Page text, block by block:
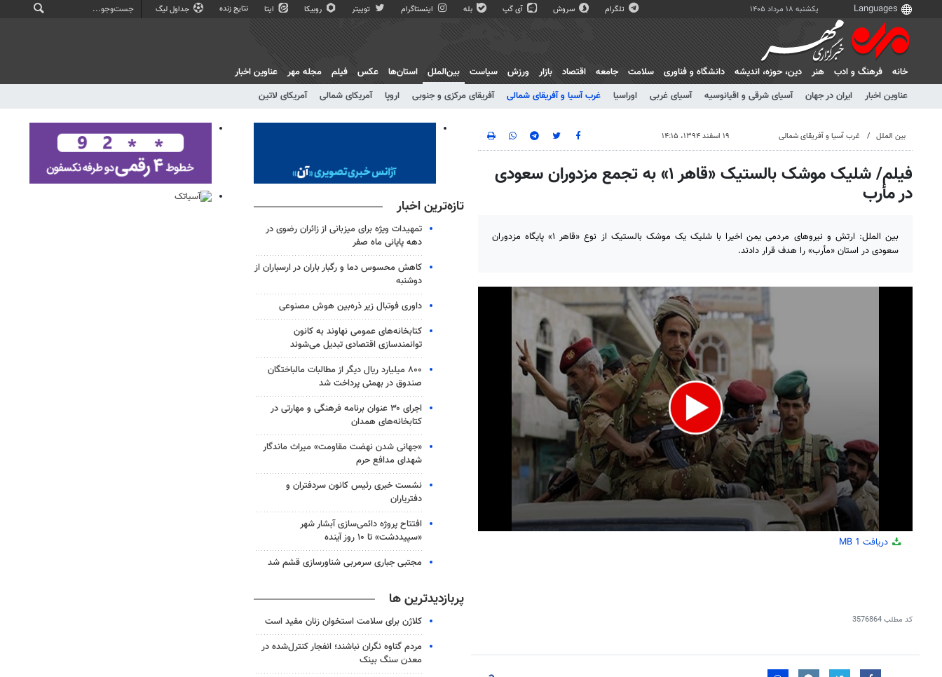
یکشنبه ۱۸ مرداد ۱۴۰۵ تلگرام سروش آی گپ بله اینستاگرام توییتر روبیکا ایتا نتایج زنده جداول لیگ
خانه فرهنگ و ادب هنر دين، حوزه، انديشه دانشگاه و فناوری سلامت جامعه اقتصاد بازار ورزش سیاست
بین‌الملل
عناوین اخبار
ایران در جهان آسیای شرقی و اقیانوسیه آسیای غربی اوراسیا غرب آسیا و آفریقای شمالی آفریقای مرکزی و جنوبی اروپا آمریکای شمالی آمریکای لاتین
استان‌ها عکس فیلم مجله مهر عناوین اخبار
بین الملل غرب آسیا و آفریقای شمالی ۱۹ اسفند ۱۳۹۴، ۱۴:۱۵
فیلم/ شلیک موشک بالستیک «قاهر ۱» به تجمع مزدوران سعودی
در مأرب
بین الملل: ارتش و نیروهای مردمی یمن اخیرا با شلیک یک موشک بالستیک از نوع «قاهر ۱» پایگاه مزدوران
سعودی در استان «مأرب» را هدف قرار دادند.
0 دریافت 1 MB
کد مطلب3576864
تازه‌ترین اخبار
تمهیدات ویژه برای میزبانی از زائران رضوی در
دهه پایانی ماه صفر
کاهش محسوس دما و رگبار باران در ارسباران از
دوشنبه
داوری فوتبال زیر ذره‌بین هوش مصنوعی
کتابخانه‌های عمومی نهاوند به کانون
توانمندسازی اقتصادی تبدیل می‌شوند
۸۰۰ میلیارد ریال دیگر از مطالبات مالباختگان
صندوق در بهمئی پرداخت شد
اجرای ۳۰ عنوان برنامه فرهنگی و مهارتی در
کتابخانه‎‌های همدان
«جهانی شدن نهضت مقاومت» میراث ماندگار
شهدای مدافع حرم
نشست خبری رئیس کانون سردفتران و
دفتریاران
افتتاح پروژه دائمی‌سازی آبشار شهر
«سپیددشت» تا ۱۰ روز آینده
مجتبی جباری سرمربی شناورسازی قشم شد
پربازدیدترین ها
کلاژن برای سلامت استخوان زنان مفید است
مردم گناوه نگران نباشند؛ انفجار کنترل‌شده در
معدن سنگ بینک